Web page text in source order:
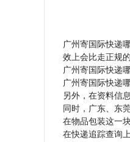
广州寄国际快递
效上会比走正规
广州寄国际快递
广州寄国际快递
另外，在资料信
同时，广东、东
在物品包装这一
在快递追踪查询